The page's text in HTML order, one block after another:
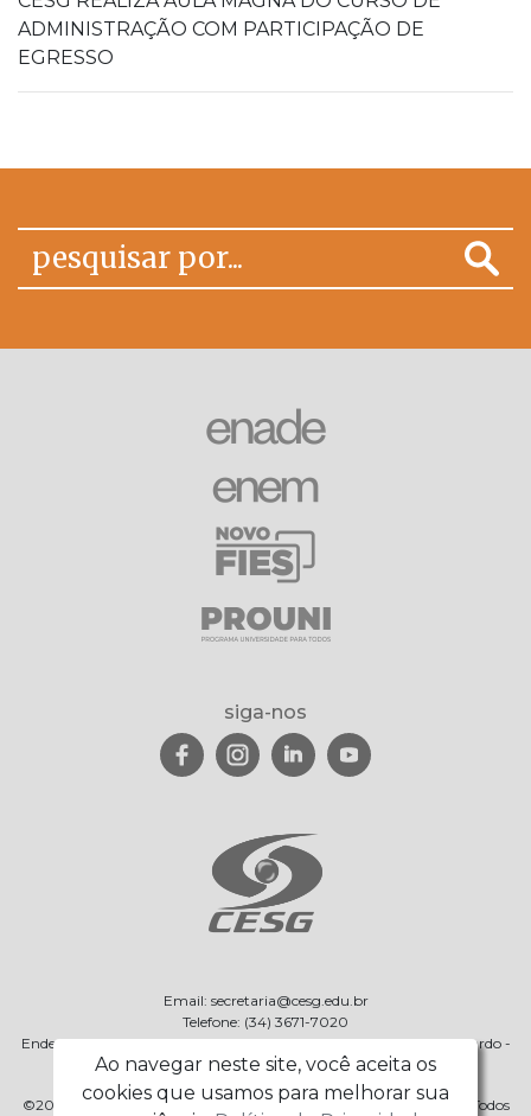
ADMINISTRAÇÃO COM PARTICIPAÇÃO DE
EGRESSO
siga-nos
Email: secretaria@cesg.edu.br
Telefone: (34) 3671-7020
Endereço: Av. Francisco Resende Filho, 35, Boa Esperança, São Gotardo -
MG
©2003 - 2026 CESG - Centro de Ensino Superior de São Gotardo. Todos
Ao navegar neste site, você aceita os
cookies que usamos para melhorar sua